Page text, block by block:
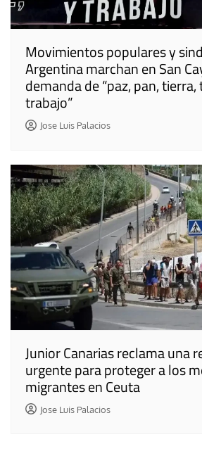
Movimientos populares y
Argentina marchan en San
demanda de “paz, pan, tierra,
trabajo”
Jose Luis Palacios
Junior Canarias reclama una
urgente para proteger a los
migrantes en Ceuta
Jose Luis Palacios